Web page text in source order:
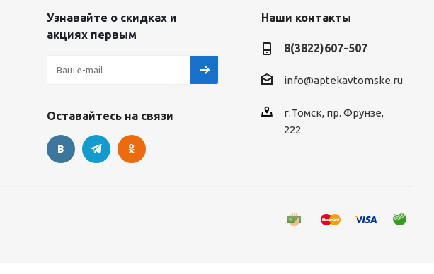
Узнавайте о скидках и
акциях первым
Оставайтесь на связи
Наши контакты
8(3822)607-507
info@aptekavtomske.ru
г.Томск, пр. Фрунзе,
222